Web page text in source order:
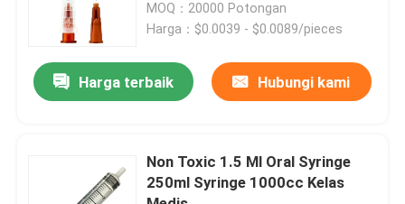
Quote request suatu
Karet Silikon Medis
Plunger Jarum Suntik Karet
MOQ：20000 Potongan
Harga：$0.0039 - $0.0089/pieces
Harga terbaik Hubungi kami
Non Toxic 1.5 Ml Oral Syringe
250ml Syringe 1000cc Kelas